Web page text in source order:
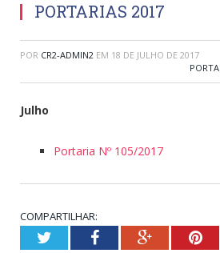
PORTARIAS 2017
POR CR2-ADMIN2 EM 18 DE JULHO DE 2017
Julho
Portaria Nº 105/2017
COMPARTILHAR:
TwitterFacebookGoogle+